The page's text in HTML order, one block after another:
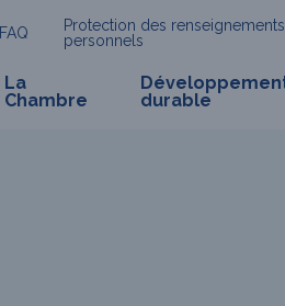
FAQ
Protection des renseignements
personnels
La
Chambre
durable